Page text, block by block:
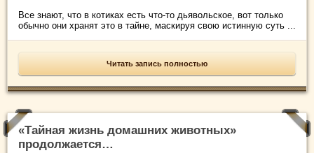
Все знают, что в котиках есть что-то дьявольское, вот только
обычно они хранят это в тайне, маскируя свою истинную суть ...
Читать запись полностью
«Тайная жизнь домашних животных»
продолжается…